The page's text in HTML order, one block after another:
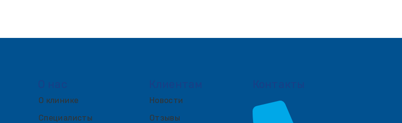
О нас
О клинике
Специалисты
Клиентам
Новости
Отзывы
Контакты